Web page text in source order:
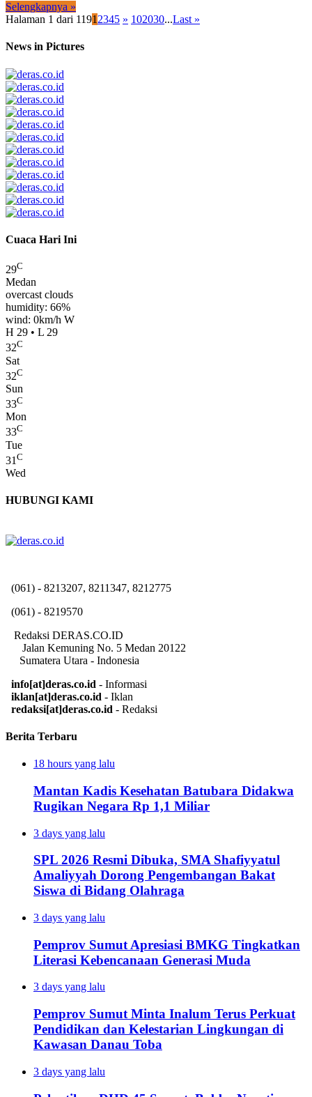
Selengkapnya »
Halaman 1 dari 1191 2345 » 102030...Last »
News in Pictures
Cuaca Hari Ini
29C
Medan
overcast clouds
humidity: 66%
wind: 0km/h W
H 29 • L 29
32C
Sat
32C
Sun
33C
Mon
33C
Tue
31 C
Wed
HUBUNGI KAMI
(061) - 8213207, 8211347, 8212775
(061) - 8219570
Redaksi DERAS.CO.ID
Jalan Kemuning No. 5 Medan 20122
Sumatera Utara - Indonesia
info[at]deras.co.id - Informasi
iklan[at]deras.co.id - Iklan
redaksi[at]deras.co.id - Redaksi
Berita Terbaru
18 hours yang lalu
Mantan Kadis Kesehatan Batubara Didakwa
Rugikan Negara Rp 1,1 Miliar
3 days yang lalu
SPL 2026 Resmi Dibuka, SMA Shafiyyatul
Amaliyyah Dorong Pengembangan Bakat
Siswa di Bidang Olahraga
3 days yang lalu
Pemprov Sumut Apresiasi BMKG Tingkatkan
Literasi Kebencanaan Generasi Muda
3 days yang lalu
Pemprov Sumut Minta Inalum Terus Perkuat
Pendidikan dan Kelestarian Lingkungan di
Kawasan Danau Toba
3 days yang lalu